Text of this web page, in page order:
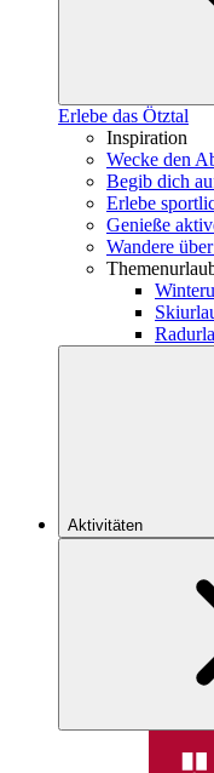
Erlebe das Ötztal
Inspiration
Wecke den
Begib dich
Erlebe
Genieße
Wandere
Aktivitäten